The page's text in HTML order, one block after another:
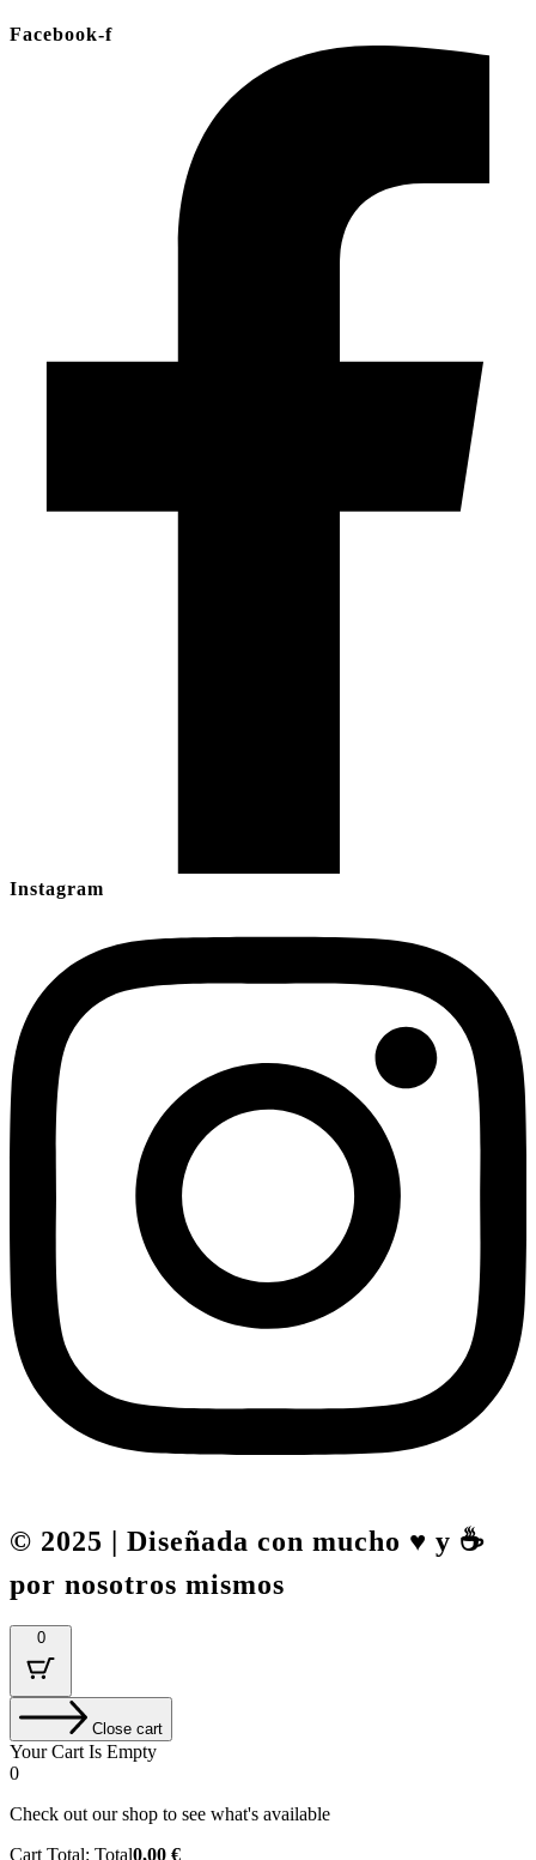
Facebook-f
Instagram
© 2025 | Diseñada con mucho ♥️ y ☕
por nosotros mismos
0
Close cart
Your Cart Is Empty
0
Check out our shop to see what's available
Cart Total: Total0,00 €